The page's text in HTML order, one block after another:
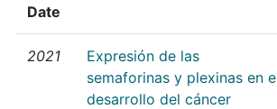
Date
2021
Expresión de las
semaforinas y plexinas en
desarrollo del cáncer